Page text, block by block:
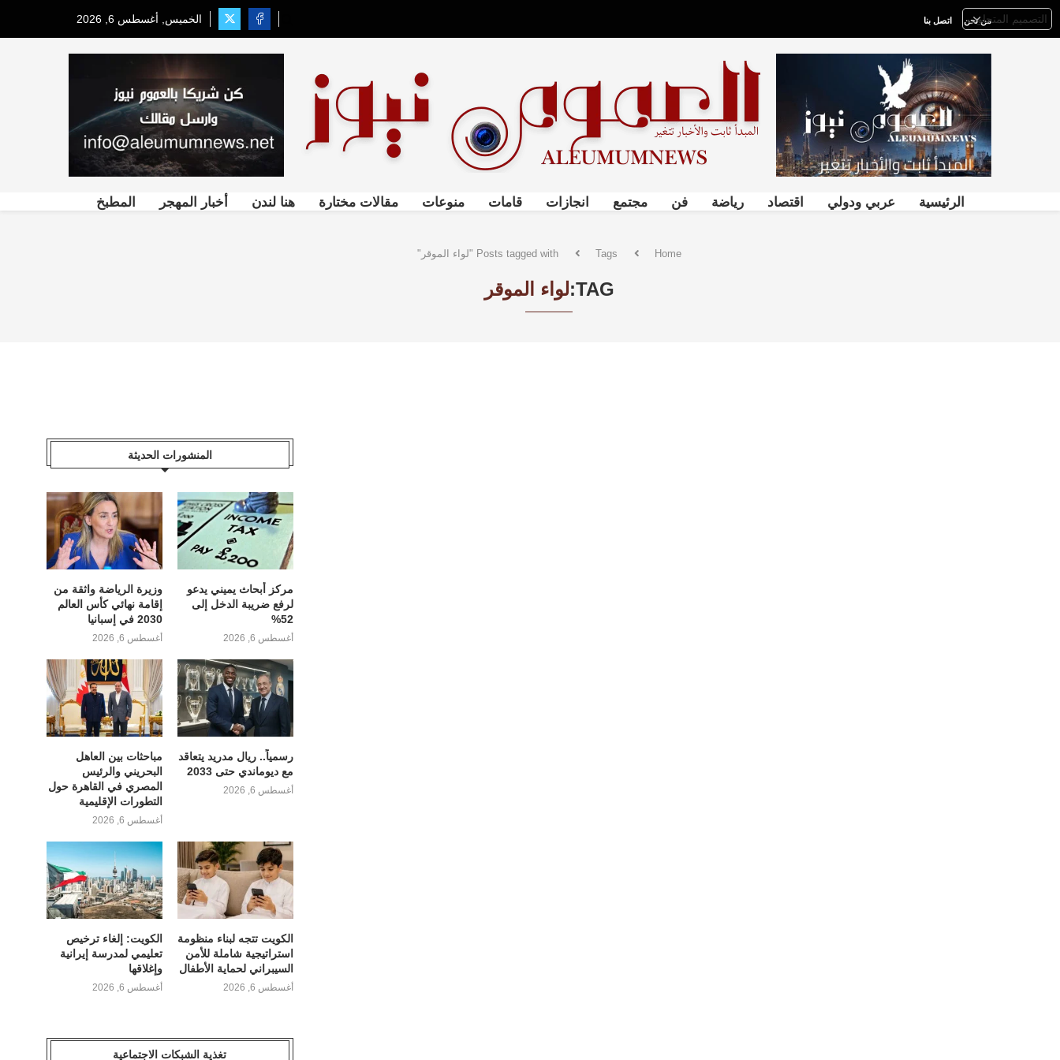
من نحن اتصل بنا الخميس, أغسطس 6, 2026
الرئيسية عربي ودولي اقتصاد رياضة فن مجتمع انجازات قامات منوعات مقالات مختارة هنا لندن أخبار المهجر المطبخ
Home
Tags Posts tagged with "لواء الموقر"
TAG: لواء الموقر
المنشورات الحديثة
مركز أبحاث يميني يدعو
لرفع ضريبة الدخل إلى
52%
أغسطس 6, 2026
وزيرة الرياضة واثقة من
إقامة نهائي كأس العالم
2030 في إسبانيا
أغسطس 6, 2026
رسمياً.. ريال مدريد يتعاقد
مع ديوماندي حتى 2033
أغسطس 6, 2026
مباحثات بين العاهل
البحريني والرئيس
المصري في القاهرة حول
التطورات الإقليمية
أغسطس 6, 2026
الكويت تتجه لبناء منظومة
استراتيجية شاملة للأمن
السيبراني لحماية الأطفال
أغسطس 6, 2026
الكويت: إلغاء ترخيص
تعليمي لمدرسة إيرانية
وإغلاقها
أغسطس 6, 2026
تغذية الشبكات الاجتماعية